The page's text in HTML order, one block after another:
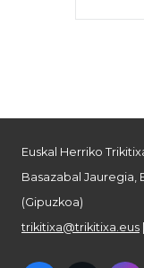
Euskal Herriko
Basazabal Jauregia,
(Gipuzkoa)
trikitixa@trikitixa.eus